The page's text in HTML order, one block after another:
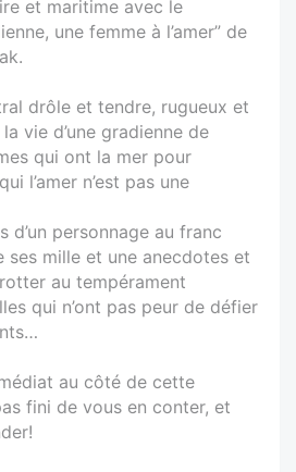
et maritime avec le
une femme à l’amer” de
drôle et tendre, rugueux et
vie d’une gradienne de
qui ont la mer pour
l’amer n’est pas une
d’un personnage au franc
ses mille et une anecdotes et
au tempérament
qui n’ont pas peur de défier
au côté de cette
fini de vous en conter, et